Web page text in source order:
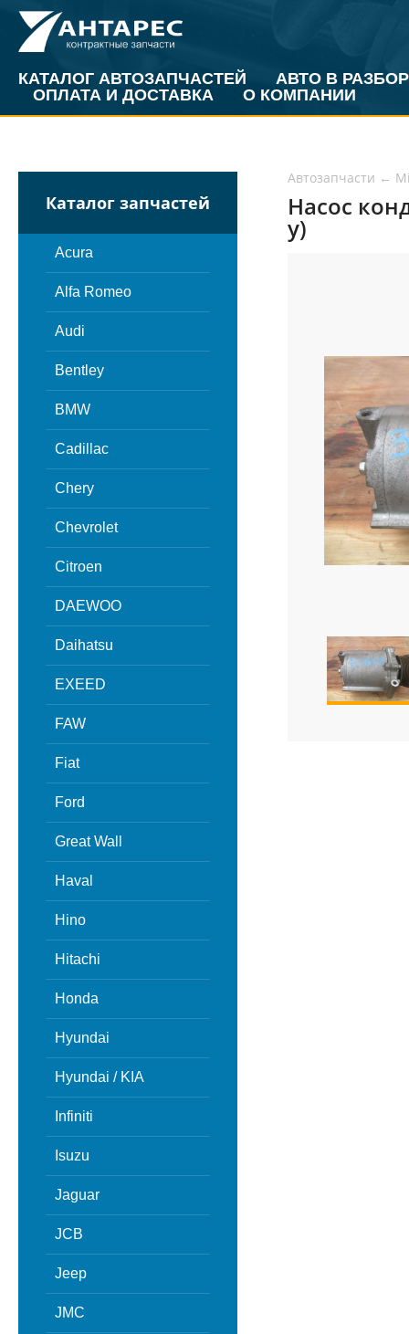
КАТАЛОГ АВТОЗАПЧАСТЕЙ
АВТО В РАЗБОР
ОПЛАТА И ДОСТАВКА
О КОМПАНИИ
Каталог запчастей
Acura
Alfa Romeo
Audi
Bentley
BMW
Cadillac
Chery
Chevrolet
Citroen
DAEWOO
Daihatsu
EXEED
FAW
Fiat
Ford
Great Wall
Haval
Hino
Hitachi
Honda
Hyundai
Hyundai / KIA
Infiniti
Isuzu
Jaguar
JCB
Jeep
JMC
Автозапчасти ←
Насос
у)